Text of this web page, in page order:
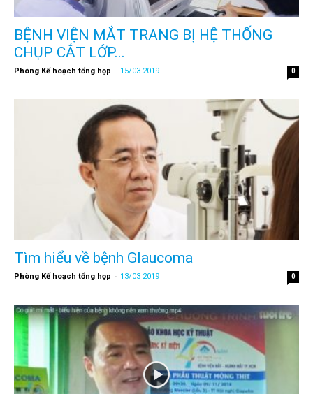
BỆNH VIỆN MẮT TRANG BỊ HỆ THỐNG
CHỤP CẮT LỚP...
Phòng Kế hoạch tổng họp - 15/03 2019 0
Tìm hiểu về bệnh Glaucoma
Phòng Kế hoạch tổng họp - 13/03 2019 0